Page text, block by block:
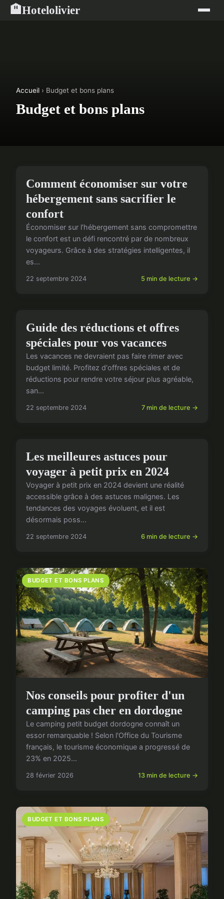
🏨Hotelolivier
Accueil › Budget et bons plans
Budget et bons plans
BUDGET ET BONS PLANS
Comment économiser sur votre
hébergement sans sacrifier le
confort
Économiser sur l'hébergement sans compromettre
le confort est un défi rencontré par de nombreux
voyageurs. Grâce à des stratégies intelligentes, il
es...
22 septembre 2024 5 min de lecture →
BUDGET ET BONS PLANS
Guide des réductions et offres
spéciales pour vos vacances
Les vacances ne devraient pas faire rimer avec
budget limité. Profitez d'offres spéciales et de
réductions pour rendre votre séjour plus agréable,
san...
22 septembre 2024 7 min de lecture →
BUDGET ET BONS PLANS
Les meilleures astuces pour
voyager à petit prix en 2024
Voyager à petit prix en 2024 devient une réalité
accessible grâce à des astuces malignes. Les
tendances des voyages évoluent, et il est
désormais poss...
22 septembre 2024 6 min de lecture →
BUDGET ET BONS PLANS
Nos conseils pour profiter d'un
camping pas cher en dordogne
Le camping petit budget dordogne connaît un
essor remarquable ! Selon l'Office du Tourisme
français, le tourisme économique a progressé de
23% en 2025...
28 février 2026 13 min de lecture →
BUDGET ET BONS PLANS